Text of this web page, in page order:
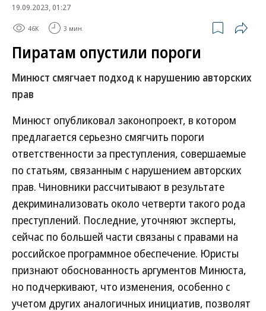
19.09.2023, 01:27
46K 3 мин.
Пиратам опустили пороги
Минюст смягчает подход к нарушению авторских
прав
Минюст опубликовал законопроект, в котором
предлагается серьезно смягчить пороги
ответственности за преступления, совершаемые
по статьям, связанным с нарушением авторских
прав. Чиновники рассчитывают в результате
декриминализовать около четверти такого рода
преступлений. Последние, уточняют эксперты,
сейчас по большей части связаны с правами на
российское программное обеспечение. Юристы
признают обоснованность аргументов Минюста,
но подчеркивают, что изменения, особенно с
учетом других аналогичных инициатив, позволят